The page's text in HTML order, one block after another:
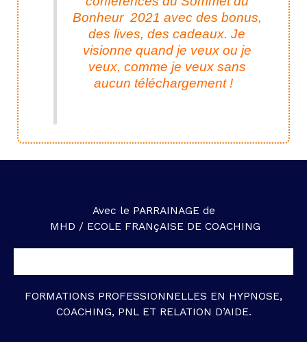
Bonheur 2021 avec des bonus,
des lives, des cadeaux.Je
visionne quand je veux ou je
veux, comme je veux sans
aucun téléchargement !
Avec le PARRAINAGE de
MHD / ECOLE FRANçAISE DE COACHING
FORMATIONS PROFESSIONNELLES EN HYPNOSE,
COACHING, PNL ET RELATION D’AIDE.